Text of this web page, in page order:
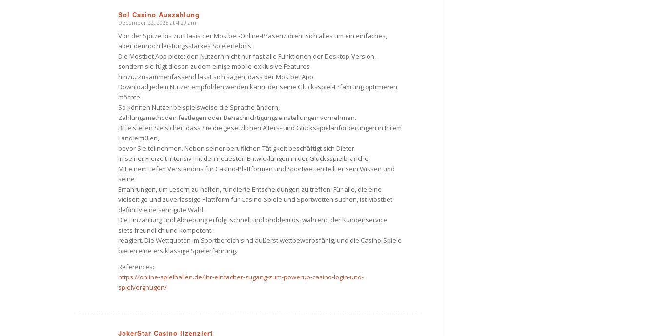
Sol Casino Auszahlung
says:
December 22, 2025 at 4:29 am
Von der Spitze bis zur Basis der Mostbet-Online-Präsenz dreht sich alles um ein einfaches,
aber dennoch leistungsstarkes Spielerlebnis.
Die Mostbet App bietet den Nutzern nicht nur fast alle Funktionen der Desktop-Version,
sondern sie fügt diesen zudem einige mobile-exklusive Features
hinzu. Zusammenfassend lässt sich sagen, dass der Mostbet App
Download jedem Nutzer empfohlen werden kann, der seine Glücksspiel-Erfahrung optimieren
möchte.
So können Nutzer beispielsweise die Sprache ändern,
Zahlungsmethoden festlegen oder Benachrichtigungseinstellungen vornehmen.
Bitte stellen Sie sicher, dass Sie die gesetzlichen Alters- und Glücksspielanforderungen in Ihrem
Land erfüllen,
bevor Sie teilnehmen. Neben seiner beruflichen Tätigkeit beschäftigt sich Dieter
in seiner Freizeit intensiv mit den neuesten Entwicklungen in der Glücksspielbranche.
Mit einem tiefen Verständnis für Casino-Plattformen und Sportwetten teilt er sein Wissen und
seine
Erfahrungen, um Lesern zu helfen, fundierte Entscheidungen zu treffen. Für alle, die eine
vielseitige und zuverlässige Plattform für Casino-Spiele und Sportwetten suchen, ist Mostbet
definitiv eine sehr gute Wahl.
Die Einzahlung und Abhebung erfolgt schnell und problemlos, während der Kundenservice
stets freundlich und kompetent
reagiert. Die Wettquoten im Sportbereich sind äußerst wettbewerbsfähig, und die Casino-Spiele
bieten eine erstklassige Spielerfahrung.
References:
https://online-spielhallen.de/ihr-einfacher-zugang-zum-powerup-casino-login-und-
spielvergnugen/
JokerStar Casino lizenziert